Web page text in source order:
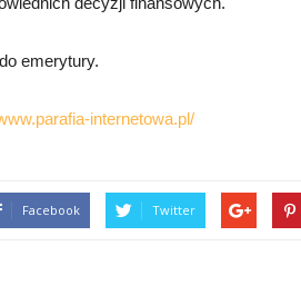
emerytury.
internetowa.pl/
Facebook Twitter